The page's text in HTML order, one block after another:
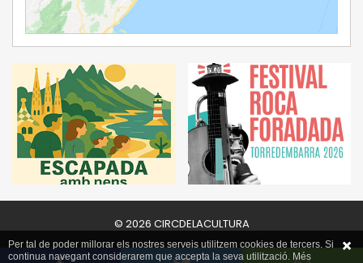
© 2026 CIRCDELACULTURA
Per tal de poder millorar els nostres serveis utilitzem cookies de tercers. Si
continua navegant considerarem que accepta la seva utilització. Més